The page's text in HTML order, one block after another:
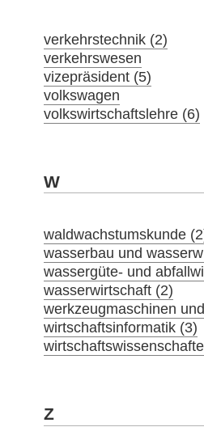
verkehrstechnik (2)
verkehrswesen
vizepräsident (5)
volkswagen
volkswirtschaftslehre (6)
W
waldwachstumskunde
wasserbau und
wassergüte- und
wasserwirtschaft (2)
werkzeugmaschinen
wirtschaftsinformatik (3)
Z